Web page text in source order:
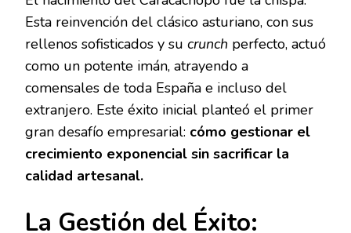
Esta reinvención del clásico asturiano, con sus
rellenos sofisticados y su crunch perfecto, actuó
como un potente imán, atrayendo a
comensales de toda España e incluso del
extranjero. Este éxito inicial planteó el primer
gran desafío empresarial: cómo gestionar el
crecimiento exponencial sin sacrificar la
calidad artesanal.
La Gestión del Éxito: